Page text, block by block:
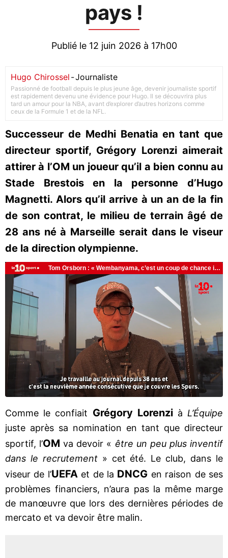
pays !
Publié le 12 juin 2026 à 17h00
Hugo Chirossel -Journaliste
Passionné de football depuis le plus jeune âge, devenir journaliste sportif
est rapidement devenu une évidence pour Hugo. Il se découvrira plus
tard un amour pour la NBA, avant d’explorer d’autres horizons comme
ceux de la Formule 1 et de la NFL.
Successeur de Medhi Benatia en tant que
directeur sportif, Grégory Lorenzi aimerait
attirer à l’OM un joueur qu’il a bien connu au
Stade Brestois en la personne d’Hugo
Magnetti. Alors qu’il arrive à un an de la fin
de son contrat, le milieu de terrain âgé de
28 ans né à Marseille serait dans le viseur
de la direction olympienne.
Comme le confiait Grégory Lorenzià L’Équipe
juste après sa nomination en tant que directeur
sportif, l’OM va devoir « être un peu plus inventif
dans le recrutement» cet été. Le club, dans le
viseur de l’UEFA et de la DNCG en raison de ses
problèmes financiers, n’aura pas la même marge
de manœuvre que lors des dernières périodes de
mercato et va devoir être malin.